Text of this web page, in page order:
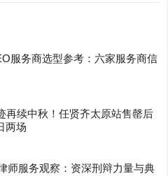
服务商选型参考：六家服务商信
再续中秋！任贤齐太原站售罄后
两场
师服务观察：资深刑辩力量与典